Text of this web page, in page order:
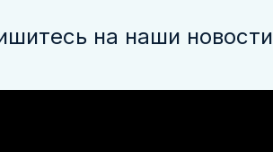
на наши новости